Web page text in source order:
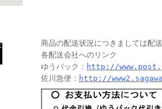
商品の配送状況につきましては配
各配送会社へのリンク
ゆうパック： http://
佐川急便： http://